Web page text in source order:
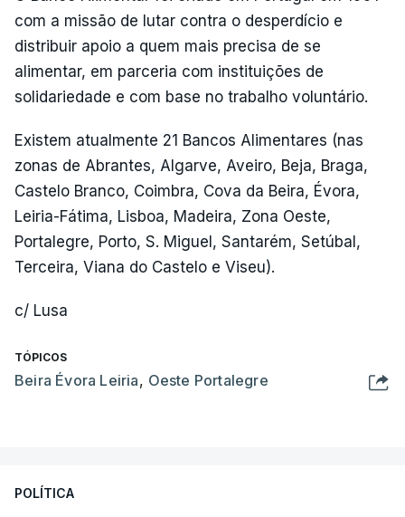
com a missão de lutar contra o desperdício e
distribuir apoio a quem mais precisa de se
alimentar, em parceria com instituições de
solidariedade e com base no trabalho voluntário.
Existem atualmente 21 Bancos Alimentares (nas
zonas de Abrantes, Algarve, Aveiro, Beja, Braga,
Castelo Branco, Coimbra, Cova da Beira, Évora,
Leiria-Fátima, Lisboa, Madeira, Zona Oeste,
Portalegre, Porto, S. Miguel, Santarém, Setúbal,
Terceira, Viana do Castelo e Viseu).
c/ Lusa
TÓPICOS
Beira Évora Leiria, Oeste Portalegre
POLÍTICA